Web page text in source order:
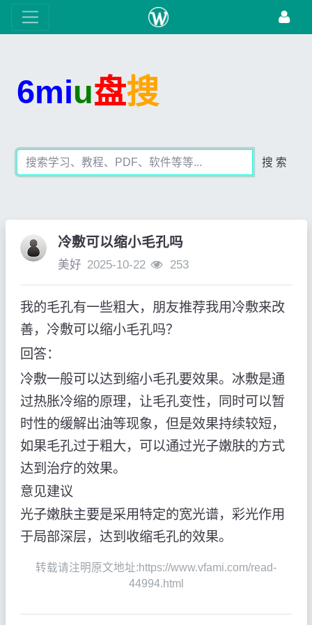
6miu盘搜
搜 索
冷敷可以缩小毛孔吗
美好 2025-10-22 253
我的毛孔有一些粗大，朋友推荐我用冷敷来改
善，冷敷可以缩小毛孔吗？
回答：
冷敷一般可以达到缩小毛孔要效果。冰敷是通
过热胀冷缩的原理，让毛孔变性，同时可以暂
时性的缓解出油等现象，但是效果持续较短，
如果毛孔过于粗大，可以通过光子嫩肤的方式
达到治疗的效果。
意见建议
光子嫩肤主要是采用特定的宽光谱，彩光作用
于局部深层，达到收缩毛孔的效果。
转载请注明原文地址:https://www.vfami.com/read-
44994.html